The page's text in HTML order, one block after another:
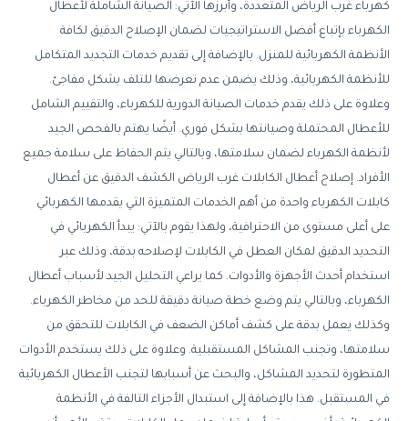
كهرباء غرب الرياض المتعددة، وأبرزها الآتي: الصيانة الشاملة لأعطال
الكهرباء بإتباع أفضل الاستراتيجيات لضمان الإصلاح الدقيق لكافة
الأنظمة الكهربائية للمنزل. بالإضافة إلى تقديم خدمات التجديد المتكامل
للأنظمة الكهربائية، وذلك يضمن عدم تعرضها للتلف بشكل مفاجئ.
وعلاوة على ذلك يقدم خدمات الصيانة الدورية للكهرباء، والتقييم الشامل
للأعطال المحتملة وصيانتها بشكل فوري. أيضًا يهتم بالفحص الجيد
لأنظمة الكهرباء لضمان سلامتها، وبالتالي يتم الحفاظ على سلامة جميع
الأفراد. إصلاح أعطال الكابلات غرب الرياض الكشف الدقيق عن أعطال
كابلات الكهرباء واحدة من أهم الخدمات المتميزة التي يقدمها الكهربائي
على أعلى مستوى من الاحترافية، ولهذا يقوم بالآتي: يبدأ الكهربائي في
التحديد الدقيق لمكان العطل في الكابلات لإصلاحه بدقة، وذلك عبر
استخدام أحدث الأجهزة والأدوات. كما يراعي التحليل الجيد لأسباب أعطال
الكهرباء، وبالتالي يتم وضع خطة صيانة دقيقة للحد من مخاطر الكهرباء.
وكذلك يعمل بدقة على كشف أماكن الضعف في الكابلات للتحقق من
سلامتها، وتجنب المشاكل المستقبلية. وعلاوة على ذلك يستخدم الأدوات
المتطورة لتحديد المشاكل، والبحث عن أسبابها لتجنب الأعطال الكهربائية
في المستقبل. هذا بالإضافة إلى استبدال الأجزاء التالفة في الأنظمة